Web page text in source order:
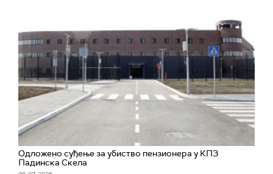
Одложено суђење за убиство пензионера у КПЗ
Падинска Скела